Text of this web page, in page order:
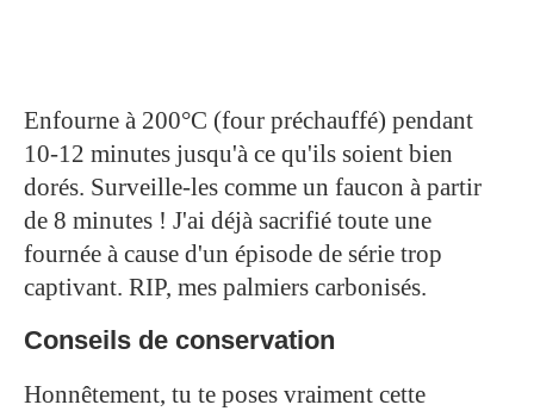
Enfourne à 200°C (four préchauffé) pendant
10-12 minutes jusqu'à ce qu'ils soient bien
dorés. Surveille-les comme un faucon à partir
de 8 minutes ! J'ai déjà sacrifié toute une
fournée à cause d'un épisode de série trop
captivant. RIP, mes palmiers carbonisés.
Conseils de conservation
Honnêtement, tu te poses vraiment cette